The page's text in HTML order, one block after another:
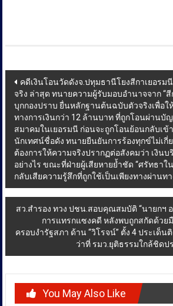
Post
navigation
คดีเงินโอนวัดดังจ.ปทุมธานีโยงสีกาเยอรม
จริง ล่าสุด ทนายความผู้รับมอบอำนาจจาก “
บุกกองปราบ ยื่นหลักฐานต้นฉบับตัวจริงเพื่อใ
ทางการเงินกว่า 12 ล้านบาท ที่ถูกโอนผ่านบั
สมาคมในเยอรมนี ก่อนจะถูกโอนย้อนกลับเ
นักเทศน์ชื่อดัง ทนายยืนยันการร้องทุกข์ไม่เกี่
ต้องการให้ความจริงปรากฏต่อสังคมว่า เงิน
อย่างไร ขณะที่ฝ่ายผู้เสียหายย้ำชัด “ศรัทธาใ
กลับเสียความรู้สึกที่ถูกใช้เป็นเพียงทางผ่านทา
สว.สำรอง ทวง ปชน.สอบคุณสมบัติ “นายกฯ
การแทรกแซงคดี หลังพบถูกสกัดด้วย
ครอบงำรัฐสภา ด้าน “วิโรจน์” ตั้ง 4 ประเด็
ว่าที่ รมว.ยุติธรรมใกล้ชิดป
You May Also Like